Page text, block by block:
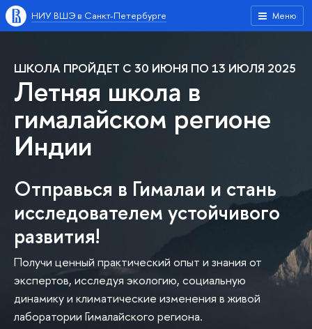
Меню
НИУ ВШЭ в Санкт-Петербурге
ШКОЛА ПРОЙДЕТ С 30 ИЮНЯ ПО 13 ИЮЛЯ 2025
Летняя школа в
гималайском регионе
Индии
Отправься в Гималаи и стань
исследователем устойчивого
развития!
Получи ценный практический опыт и знания от
экспертов, исследуя экологию, социальную
динамику и климатические изменения в живой
лаборатории Гималайского региона.